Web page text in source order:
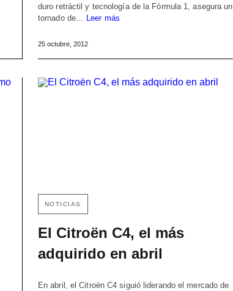
duro retráctil y tecnología de la Fórmula 1, asegura un
tornado de…
Leer más
25 octubre, 2012
NOTICIAS
El Citroën C4, el más
adquirido en abril
En abril, el Citroën C4 siguió liderando el mercado de